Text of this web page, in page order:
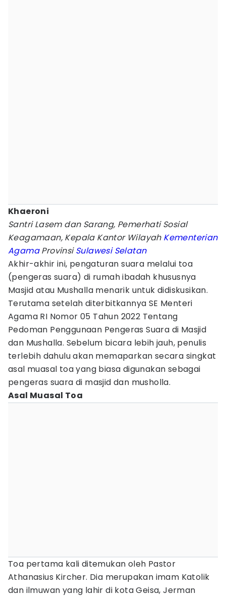
Khaeroni
Santri Lasem dan Sarang, Pemerhati Sosial
Keagamaan, Kepala Kantor Wilayah Kementerian
AgamaProvinsiSulawesi Selatan
Akhir-akhir ini, pengaturan suara melalui toa
(pengeras suara) di rumah ibadah khususnya
Masjid atau Mushalla menarik untuk didiskusikan.
Terutama setelah diterbitkannya SE Menteri
Agama RI Nomor 05 Tahun 2022 Tentang
Pedoman Penggunaan Pengeras Suara di Masjid
dan Mushalla. Sebelum bicara lebih jauh, penulis
terlebih dahulu akan memaparkan secara singkat
asal muasal toa yang biasa digunakan sebagai
pengeras suara di masjid dan musholla.
Asal Muasal Toa
Toa pertama kali ditemukan oleh Pastor
Athanasius Kircher. Dia merupakan imam Katolik
dan ilmuwan yang lahir di kota Geisa, Jerman